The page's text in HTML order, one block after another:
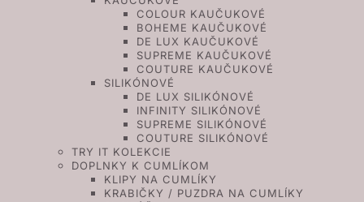
COLOUR KAUČUKOVÉ
BOHEME KAUČUKOVÉ
DE LUX KAUČUKOVÉ
SUPREME KAUČUKOVÉ
COUTURE KAUČUKOVÉ
SILIKÓNOVÉ
DE LUX SILIKÓNOVÉ
INFINITY SILIKÓNOVÉ
SUPREME SILIKÓNOVÉ
COUTURE SILIKÓNOVÉ
TRY IT KOLEKCIE
DOPLNKY K CUMLÍKOM
KLIPY NA CUMLÍKY
KRABIČKY / PUZDRA NA CUMLÍKY